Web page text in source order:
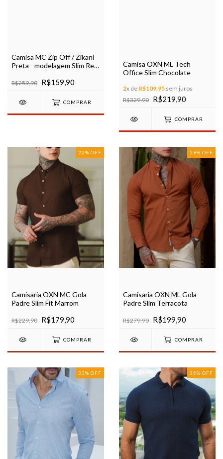
Camisa MC Zip Off / Zikani
Preta - modelagem Slim Ref
R$259,90 R$159,90
COMPRAR
Camisa OXN ML Tech
Office Slim Chocolate
2x de R$109,95 sem juros
R$329,90 R$219,90
COMPRAR
22% OFF
Camisaria OXN MC Gola
Padre Slim Fit Marrom
R$229,90 R$179,90
COMPRAR
29% OFF
Camisaria OXN ML Gola
Padre Slim Terracota
R$279,90 R$199,90
COMPRAR
33% OFF 35% OFF